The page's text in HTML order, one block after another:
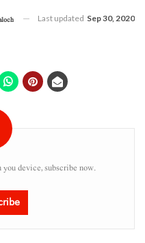
Last updated Sep 30, 2020
device, subscribe now.